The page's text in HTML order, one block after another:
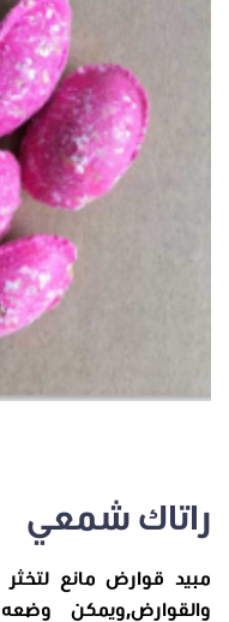
راتاك شمعي
مبيد قوارض مانع لتخثر
والقوارض,ويمكن